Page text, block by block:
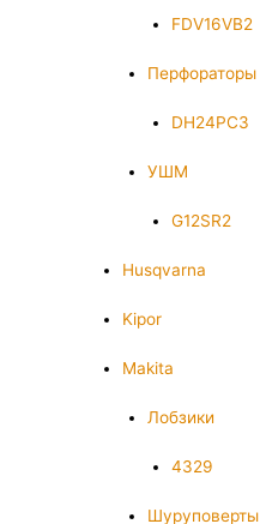
FDV16VB2
Перфораторы
DH24PC3
УШМ
G12SR2
Husqvarna
Kipor
Makita
Лобзики
4329
Шуруповерты